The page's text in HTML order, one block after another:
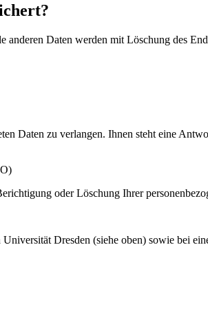
Daten werden mit Löschung des
Daten zu verlangen. Ihnen steht eine
oder Löschung Ihrer
Dresden (siehe oben) sowie bei